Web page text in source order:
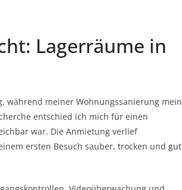
Lagerräume in
während meiner Wohnungssanierung mein
entschied ich mich für einen
war. Die Anmietung verlief
ersten Besuch sauber, trocken und gut